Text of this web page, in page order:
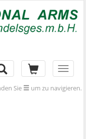
Sie um zu navigieren.